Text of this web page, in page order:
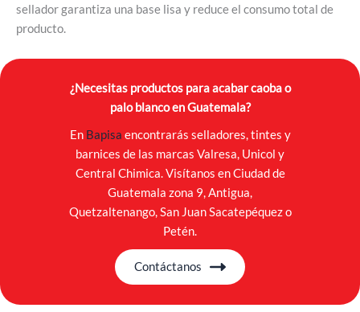
sellador garantiza una base lisa y reduce el consumo total de
producto.
¿Necesitas productos para acabar caoba o
palo blanco en Guatemala?
En Bapisa encontrarás selladores, tintes y
barnices de las marcas Valresa, Unicol y
Central Chimica. Visítanos en Ciudad de
Guatemala zona 9, Antigua,
Quetzaltenango, San Juan Sacatepéquez o
Petén.
Contáctanos